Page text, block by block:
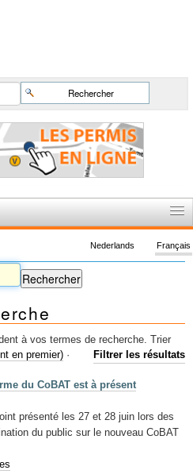
Français
Nederlands
à vos termes de recherche.
Filtrer les résultats
Trier
en premier) ·
du CoBAT est à présent
présenté les 27 et 28 juin lors des
du public sur le nouveau CoBAT